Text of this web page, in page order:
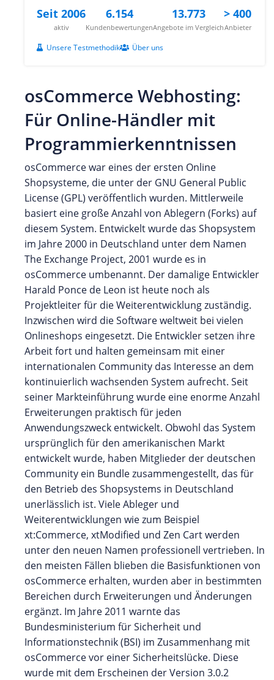
Seit 2006
aktiv
6.154
Kundenbewertungen
13.773
Angebote im Vergleich
> 400
Anbieter
Unsere Testmethodik Über uns
osCommerce Webhosting:
Für Online-Händler mit
Programmierkenntnissen
osCommerce war eines der ersten Online
Shopsysteme, die unter der GNU General Public
License (GPL) veröffentlich wurden. Mittlerweile
basiert eine große Anzahl von Ablegern (Forks) auf
diesem System. Entwickelt wurde das Shopsystem
im Jahre 2000 in Deutschland unter dem Namen
The Exchange Project, 2001 wurde es in
osCommerce umbenannt. Der damalige Entwickler
Harald Ponce de Leon ist heute noch als
Projektleiter für die Weiterentwicklung zuständig.
Inzwischen wird die Software weltweit bei vielen
Onlineshops eingesetzt. Die Entwickler setzen ihre
Arbeit fort und halten gemeinsam mit einer
internationalen Community das Interesse an dem
kontinuierlich wachsenden System aufrecht. Seit
seiner Markteinführung wurde eine enorme Anzahl
Erweiterungen praktisch für jeden
Anwendungszweck entwickelt. Obwohl das System
ursprünglich für den amerikanischen Markt
entwickelt wurde, haben Mitglieder der deutschen
Community ein Bundle zusammengestellt, das für
den Betrieb des Shopsystems in Deutschland
unerlässlich ist. Viele Ableger und
Weiterentwicklungen wie zum Beispiel
xt:Commerce, xtModified und Zen Cart werden
unter den neuen Namen professionell vertrieben. In
den meisten Fällen blieben die Basisfunktionen von
osCommerce erhalten, wurden aber in bestimmten
Bereichen durch Erweiterungen und Änderungen
ergänzt. Im Jahre 2011 warnte das
Bundesministerium für Sicherheit und
Informationstechnik (BSI) im Zusammenhang mit
osCommerce vor einer Sicherheitslücke. Diese
wurde mit dem Erscheinen der Version 3.0.2